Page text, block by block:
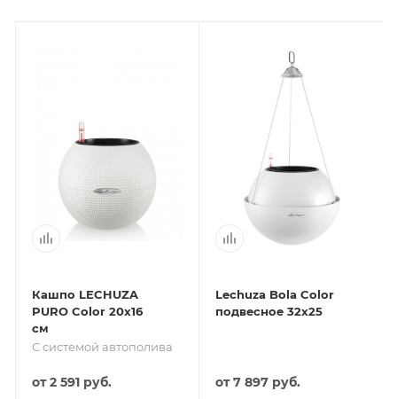
Кашпо LECHUZA
PURO Color 20х16
см
С системой автополива
от2 591 руб.
Lechuza Bola Color
подвесное 32х25
от7 897 руб.